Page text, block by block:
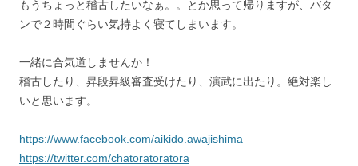
もうちょっと稽古したいなぁ。。とか思って帰りますが、バタ
ンで２時間ぐらい気持よく寝てしまいます。
一緒に合気道しませんか！
稽古したり、昇段昇級審査受けたり、演武に出たり。絶対楽し
いと思います。
https://www.facebook.com/aikido.awajishima
https://twitter.com/chatoratoratora